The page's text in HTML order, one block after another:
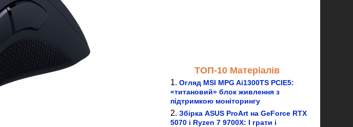
ТОП-10 Матеріалів
Огляд MSI MPG Ai1300TS PCIE5:
«титановий» блок живлення з
підтримкою моніторингу
Збірка ASUS ProArt на GeForce RTX
5070 і Ryzen 7 9700X: І грати і